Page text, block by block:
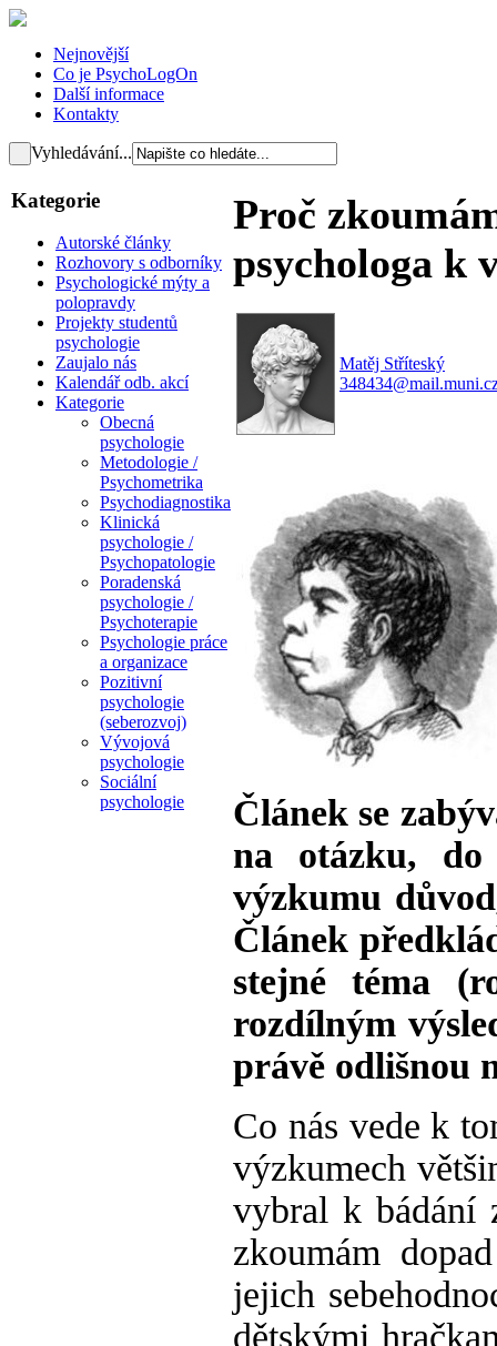
Nejnovější
Co je PsychoLogOn
Další informace
Kontakty
Vyhledávání...
Kategorie
Autorské články
Rozhovory s odborníky
Psychologické mýty a
polopravdy
Projekty studentů
psychologie
Zaujalo nás
Kalendář odb. akcí
Kategorie
Obecná
psychologie
Metodologie /
Psychometrika
Psychodiagnostika
Klinická
psychologie /
Psychopatologie
Poradenská
psychologie /
Psychoterapie
Psychologie práce
a organizace
Pozitivní
psychologie
(seberozvoj)
Vývojová
psychologie
Sociální
psychologie
Proč
psychologa k
Matěj Stříteský
Článek se
na otázku,
výzkumu
Článek
stejné téma
rozdílným
právě odlišnou
Co nás vede k
výzkumech
vybral k bádání
zkoumám
jejich
dětskými